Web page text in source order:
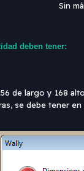
Sin
deben tener:
de largo y 168
se debe tener